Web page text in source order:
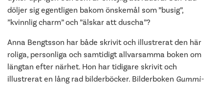
döljer sig egentligen bakom önskemål som ”busig”,
”kvinnlig charm” och ”älskar att duscha”?
Anna Bengtsson har både skrivit och illustrerat den här
roliga, personliga och samtidigt allvarsamma boken om
längtan efter närhet. Hon har tidigare skrivit och
illustrerat en lång rad bilderböcker. Bilderboken Gummi-